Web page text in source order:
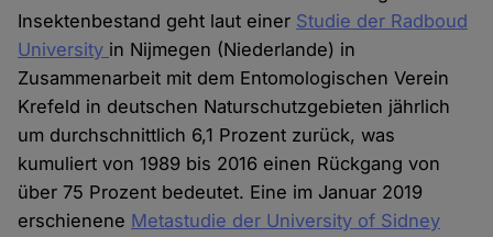
Insektenbestand geht laut einer Studie der Radboud
University in Nijmegen (Niederlande) in
Zusammenarbeit mit dem Entomologischen Verein
Krefeld in deutschen Naturschutzgebieten jährlich
um durchschnittlich 6,1 Prozent zurück, was
kumuliert von 1989 bis 2016 einen Rückgang von
über 75 Prozent bedeutet. Eine im Januar 2019
erschienene Metastudie der University of Sidney